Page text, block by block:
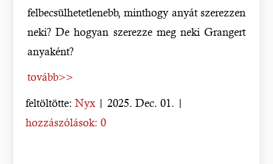
felbecsülhetetlenebb, minthogy anyát szerezzen
neki? De hogyan szerezze meg neki Grangert
anyaként?
tovább>>
feltöltötte:Nyx | 2025. Dec. 01. |
hozzászólások: 0